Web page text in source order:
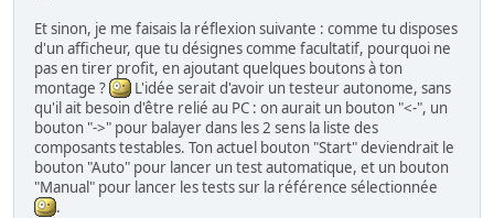
Et sinon, je me faisais la réflexion suivante : comme tu disposes
d'un afficheur, que tu désignes comme facultatif, pourquoi ne
pas en tirer profit, en ajoutant quelques boutons à ton
montage ?
L'idée serait d'avoir un testeur autonome, sans
qu'il ait besoin d'être relié au PC : on aurait un bouton "<-", un
bouton "->" pour balayer dans les 2 sens la liste des
composants testables. Ton actuel bouton "Start" deviendrait le
bouton "Auto" pour lancer un test automatique, et un bouton
"Manual" pour lancer les tests sur la référence sélectionnée
.